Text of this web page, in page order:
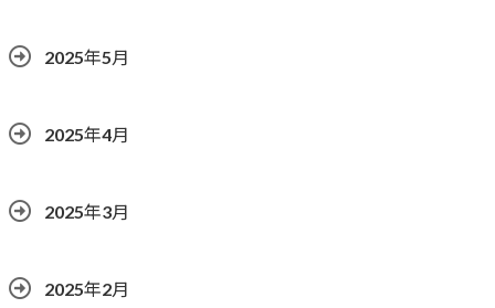
2025年5月
2025年4月
2025年3月
2025年2月